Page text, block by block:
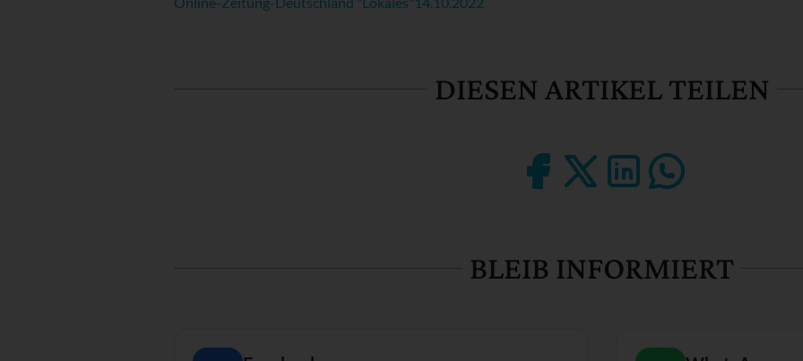
DIESEN ARTIKEL TEILEN
BLEIB INFORMIERT